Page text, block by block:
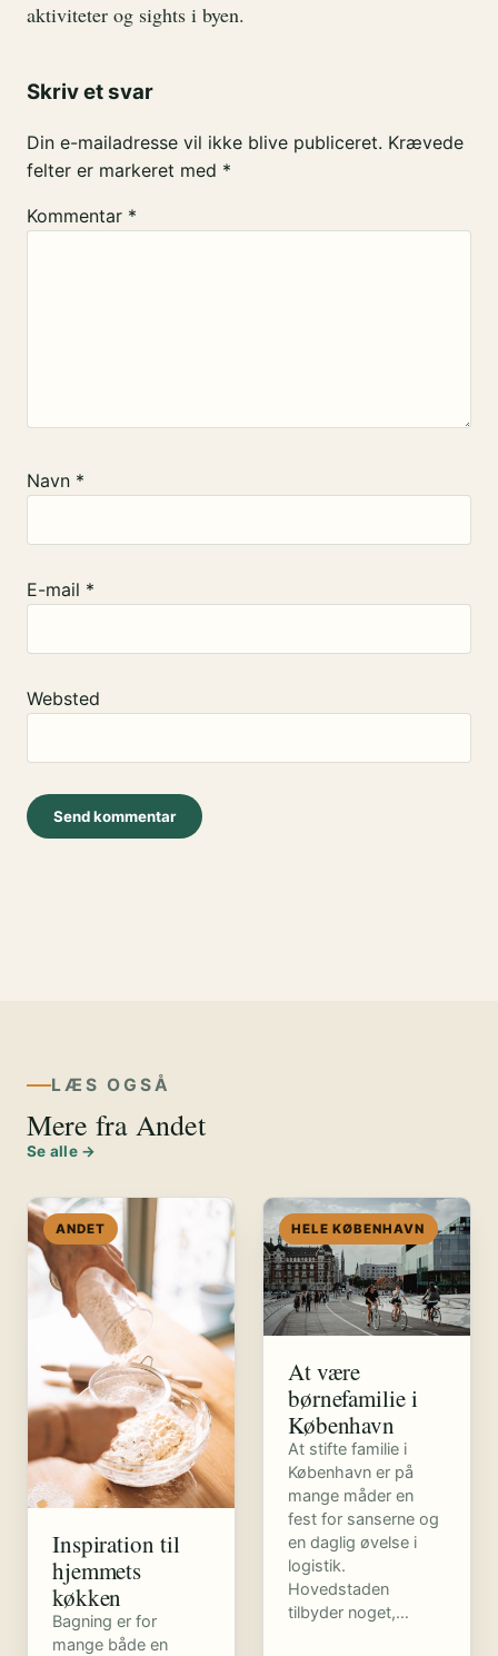
aktiviteter og sights i byen.
Skriv et svar
Din e-mailadresse vil ikke blive publiceret. Krævede
felter er markeret med *
Kommentar *
Navn *
E-mail *
Websted
LÆS OGSÅ
Mere fra Andet
Se alle →
ANDET
Inspiration til
hjemmets
køkken
Bagning er for
mange både en
HELE KØBENHAVN
At være
børnefamilie i
København
At stifte familie i
København er på
mange måder en
fest for sanserne og
en daglig øvelse i
logistik.
Hovedstaden
tilbyder noget,…